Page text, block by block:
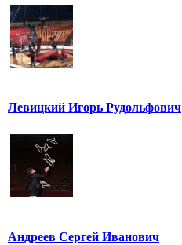
Левицкий Игорь Рудольфович
Андреев Сергей Иванович